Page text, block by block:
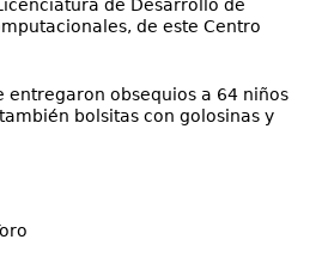
de Desarrollo de
de este Centro
entregaron obsequios a 64 niños
bolsitas con golosinas y